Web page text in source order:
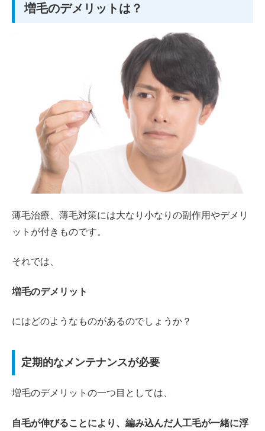
増毛のデメリットは？
薄毛治療、薄毛対策には大なり小なりの副作用やデメリ
ットが付きものです。
それでは、
増毛のデメリット
にはどのようなものがあるのでしょうか？
定期的なメンテナンスが必要
増毛のデメリットの一つ目としては、
自毛が伸びることにより、編み込んだ人工毛が一緒に浮